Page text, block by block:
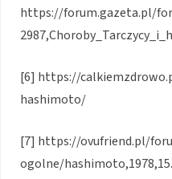
https://forum.gazeta.pl/
[6] https://
hashimoto/
[7] https://ovufriend.pl/
ogolne/